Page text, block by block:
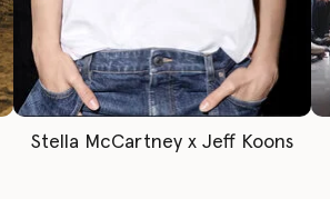
Stella McCartney x Jeff Koons